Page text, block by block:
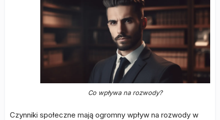
Co wpływa na rozwody?
Czynniki społeczne mają ogromny wpływ na rozwody w